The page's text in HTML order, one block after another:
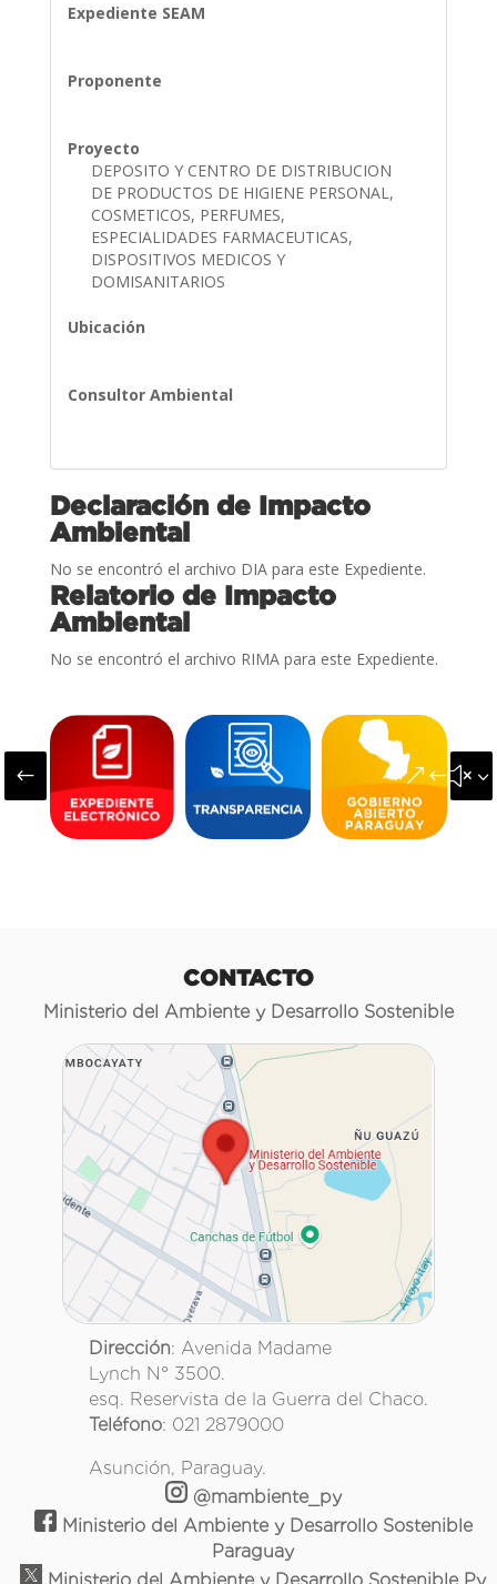
Expediente SEAM
Proponente
Proyecto
DEPOSITO Y CENTRO DE DISTRIBUCION
DE PRODUCTOS DE HIGIENE PERSONAL,
COSMETICOS, PERFUMES,
ESPECIALIDADES FARMACEUTICAS,
DISPOSITIVOS MEDICOS Y
DOMISANITARIOS
Ubicación
Consultor Ambiental
Declaración de Impacto
Ambiental
No se encontró el archivo DIA para este Expediente.
Relatorio de Impacto
Ambiental
No se encontró el archivo RIMA para este Expediente.
#
CONTACTO
Ministerio del Ambiente y Desarrollo Sostenible
Dirección: Avenida Madame
Lynch N° 3500.
esq. Reservista de la Guerra del Chaco.
Teléfono: 021 2879000
Asunción, Paraguay.
@mambiente_py
Ministerio del Ambiente y Desarrollo Sostenible
Paraguay